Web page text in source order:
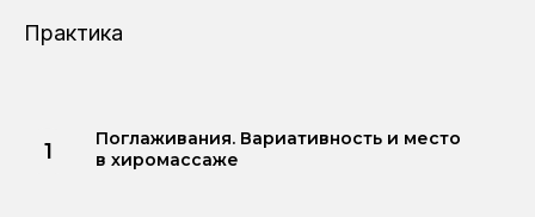
Практика
Поглаживания. Вариативность и место
в хиромассаже